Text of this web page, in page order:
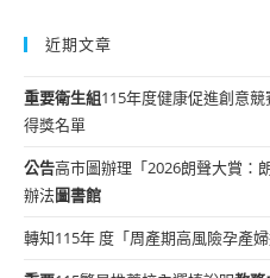
近期文章
重要衛生組115年度健康促進創意
得獎名單
公告高市圖辦理「2026朗聲大賞：
辦法圖書館
轉知115年 度「周產期高風險孕產婦